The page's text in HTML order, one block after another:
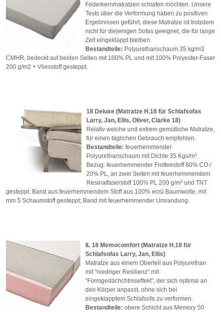
Federkernmatratzen schlafen möchten. Unsere
Tests über die Verformung haben zu positiven
Ergebnissen geführt, diese Matratze ist trotzdem
nicht für diejenigen Sofas geeignet, die für lange
Zeit eingeklappt bleiben.
Bestandteile: Polyurethanschaum 35 kg/m3
CMHR, bedeckt auf beiden Seiten mit 100% PL und mit 100% Polyester-Faser
200 g/m2 + Vliesstoff gesteppt.
18 Deluxe (Matratze H.18 für Schlafsofas
Larry, Jan, Ellis, Oliver, Clarke 18)
Relativ weiche und extrem gemütliche Matratze,
für einen täglichen Gebrauch empfohlen.
Bestandteile: feuerhemmender
Polyurethanschaum mit Dichte 35 Kgs/m³.
Bezug: feuerhemmender Frotteestoff 80% CO /
20% PL, an zwei Seiten mit feuerhemmendem
Resinatfaserstoff 100% PL 200 g/m² und TNT
gesteppt. Band aus feuerhemmendem Stoff aus 100% ecrü Baumwolle, mit
mm 5 Schaumstoff gesteppt; Band mit feuerhemmender Umrandung.
IL 18 Memocomfort (Matratze H.18 für
Schlafsofas Larry, Jan, Ellis)
Matratze aus einem Oberteil aus Polyurethan
mit "niedriger Resilienz" mit
"Formgedächchtniseffekt", der sich optimal an
den Körper anpasst, ohne sich bei
eingeklapptem Schlafsofa zu verformen.
Bestandteile: obere Schicht aus Memory 50